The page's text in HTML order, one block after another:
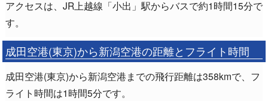
アクセスは、JR上越線「小出」駅からバスで約1時間15分で
す。
成田空港(東京)から新潟空港の距離とフライト時間
成田空港(東京)から新潟空港までの飛行距離は358kmで、フ
ライト時間は1時間5分です。